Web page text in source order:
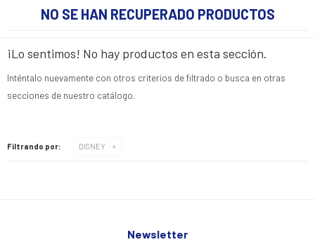
NO SE HAN RECUPERADO PRODUCTOS
¡Lo sentimos! No hay productos en esta sección.
Inténtalo nuevamente con otros criterios de filtrado o busca en otras
secciones de nuestro catálogo.
Filtrando por: DISNEY
Newsletter